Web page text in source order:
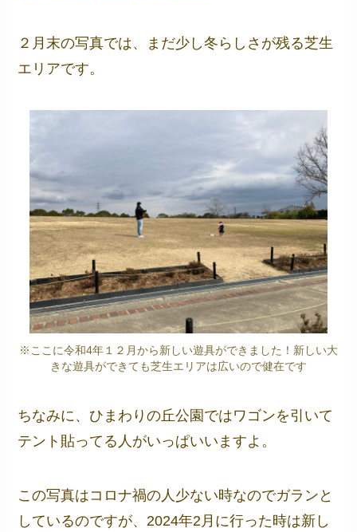
２月末の写真では、まだ少し冬らしさが残る芝生
エリアです。
※ここに令和4年１２月から新しい遊具ができました！新しい大
きな遊具ができても芝生エリアは広いので健在です
ちなみに、ひまわりの丘公園ではワゴンを引いて
テント貼ってる人がいっぱいいますよ。
この写真はコロナ禍の人少ない時なのでガランと
しているのですが、2024年2月に行った時は新し